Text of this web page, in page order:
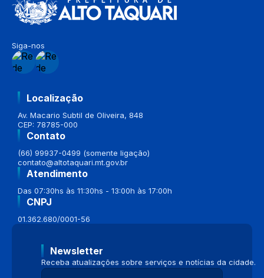
Siga-nos
Localização
Av. Macario Subtil de Oliveira, 848
CEP: 78785-000
Contato
(66) 99937-0499 (somente ligação)
contato@altotaquari.mt.gov.br
Atendimento
Das 07:30hs às 11:30hs - 13:00h às 17:00h
CNPJ
01.362.680/0001-56
Newsletter
Receba atualizações sobre serviços e notícias da cidade.